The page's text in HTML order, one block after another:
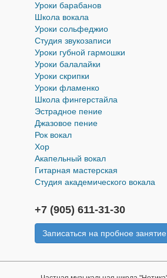
Уроки барабанов
Школа вокала
Уроки cольфеджио
Студия звукозаписи
Уроки губной гармошки
Уроки балалайки
Уроки скрипки
Уроки фламенко
Школа фингерстайла
Эстрадное пение
Джазовое пение
Рок вокал
Хор
Акапельный вокал
Гитарная мастерская
Студия академического вокала
+7 (905) 611-31-30
Записаться на пробное занятие